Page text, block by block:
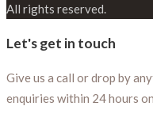
All rights reserved.
Let's get in touch
Give us a call or drop by
enquiries within 24 hours